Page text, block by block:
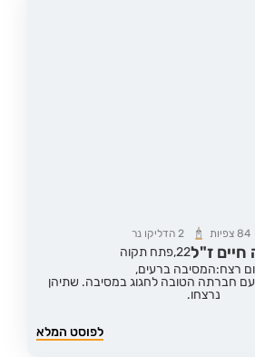
84 צפיות 2הדליקו נר
חיים ז"ל22,פתח תקוה
רצח:המסיבה ברעים,
חברתה הטובה לחגוג במסיבה. שתיהן
נרצחו.
לפוסט המלא